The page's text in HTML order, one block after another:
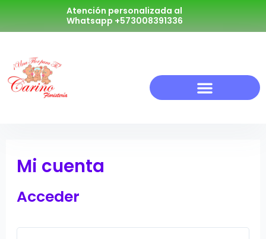
Atención personalizada al
Whatsapp +573008391336
Mi cuenta
Acceder